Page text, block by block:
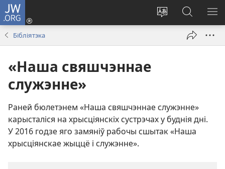
JW.ORG
Змяніць
Увайсці
(opens
Пошук
па
JW.ORG
Бібліятэка
«Наша свяшчэннае
служэнне»
Раней бюлетэнем «Наша свяшчэннае служэнне»
карысталіся на хрысціянскіх сустрэчах у буднія дні.
У 2016 годзе яго замяніў рабочы сшытак «Наша
хрысціянскае жыццё і служэнне».